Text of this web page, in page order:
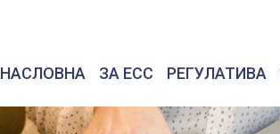
НАСЛОВНА ЗА ЕСС РЕГУЛАТИВА